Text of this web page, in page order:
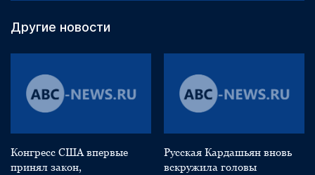
Другие новости
Конгресс США впервые
принял закон,
Русская Кардашьян вновь
вскружила головы